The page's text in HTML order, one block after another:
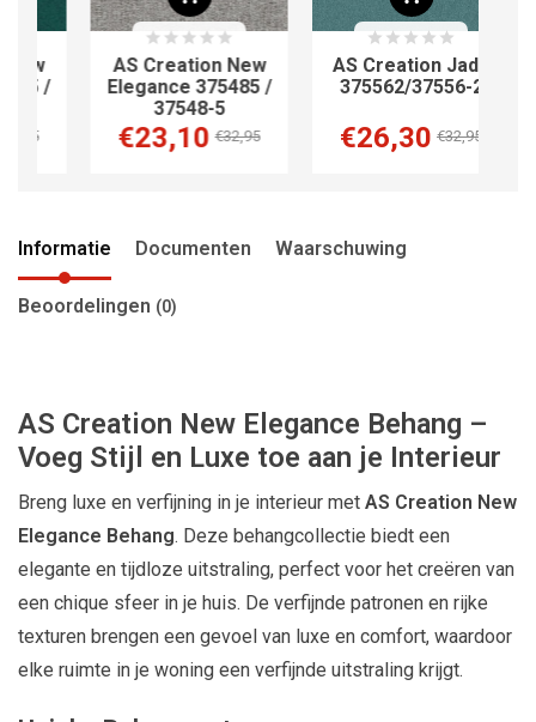
AS Creation New
Elegance 375485 /
37548-5
€23,10 €32,95
AS Creation Jade
375562/37556-2
€26,30 €32,95
Informatie Documenten Waarschuwing
Beoordelingen (0)
AS Creation New Elegance Behang –
Voeg Stijl en Luxe toe aan je Interieur
Breng luxe en verfijning in je interieur met AS Creation New
Elegance Behang. Deze behangcollectie biedt een
elegante en tijdloze uitstraling, perfect voor het creëren van
een chique sfeer in je huis. De verfijnde patronen en rijke
texturen brengen een gevoel van luxe en comfort, waardoor
elke ruimte in je woning een verfijnde uitstraling krijgt.